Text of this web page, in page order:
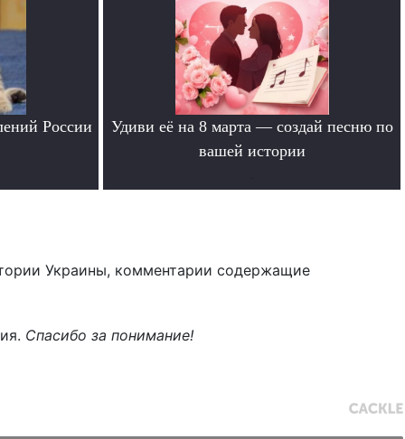
России
Удиви её на 8 марта — создай песню по
вашей истории
Украины, комментарии содержащие
Спасибо за понимание!